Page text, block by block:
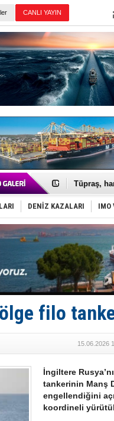
Anadolu
Tüpraş,
İTU AUV,
LNG
PROYAD,
Türkiye-
Türk
Deniz
DÖDER,
Fairline,
Baltık
Runit
Türk
DENİZ KAZALARI IMO
filo
15.06.2026
İngiltere
tankerinin Manş
engellendiğini
koordineli